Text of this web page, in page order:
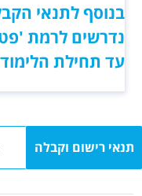
בנוסף לתנאי
נדרשים לרמת
עד תחילת
תנאי רישום וקבלה